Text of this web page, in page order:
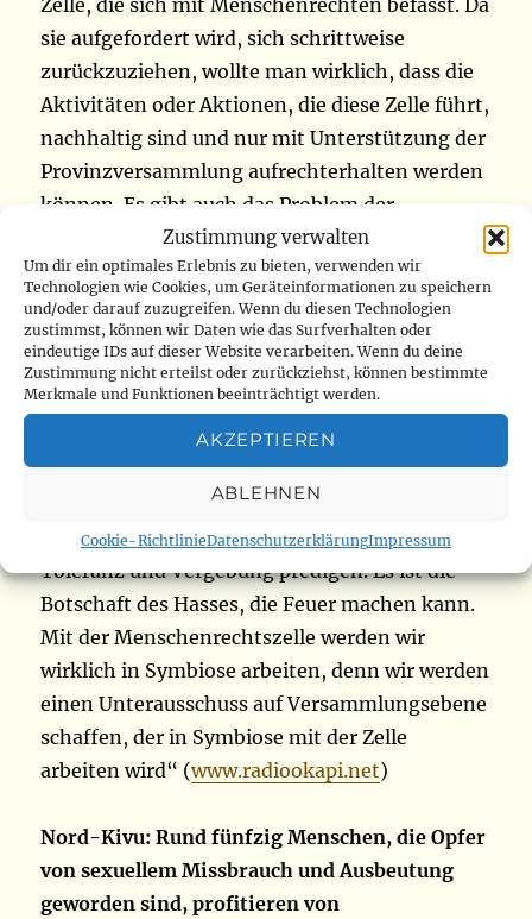
Zustimmung verwalten
Um dir ein optimales Erlebnis zu bieten, verwenden wir
Technologien wie Cookies, um Geräteinformationen zu speichern
und/oder darauf zuzugreifen. Wenn du diesen Technologien
zustimmst, können wir Daten wie das Surfverhalten oder
eindeutige IDs auf dieser Website verarbeiten. Wenn du deine
Zustimmung nicht erteilst oder zurückziehst, können bestimmte
Merkmale und Funktionen beeinträchtigt werden.
AKZEPTIEREN
ABLEHNEN
Cookie-RichtlinieDatenschutzerklärungImpressum
Zelle, die sich mit Menschenrechten befasst. Da
sie aufgefordert wird, sich schrittweise
zurückzuziehen, wollte man wirklich, dass die
Aktivitäten oder Aktionen, die diese Zelle führt,
nachhaltig sind und nur mit Unterstützung der
Provinzversammlung aufrechterhalten werden
können. Es gibt auch das Problem der
Hassbotschaften, denn es ist Hass, der
Konflikte erzeugt“, sagte die Präsidentin der
Provinzversammlung, Virginie Nkulu Nemba.
Die Hassbotschaft kann ihrer Meinung nach
[die Gesellschaft] in Brand setzen und sie lade
die Bevölkerung und die politischen Akteure
ein, die Sprache wechseln zu können: „Die
Sprache muss sich in der Bevölkerung und auch
bei uns als politischen Akteuren ändern. Wir
müssen unsere Sprachen ändern, Liebe,
Toleranz und Vergebung predigen. Es ist die
Botschaft des Hasses, die Feuer machen kann.
Mit der Menschenrechtszelle werden wir
wirklich in Symbiose arbeiten, denn wir werden
einen Unterausschuss auf Versammlungsebene
schaffen, der in Symbiose mit der Zelle
arbeiten wird“ (www.radiookapi.net)
Nord-Kivu: Rund fünfzig Menschen, die Opfer
von sexuellem Missbrauch und Ausbeutung
geworden sind, profitieren von